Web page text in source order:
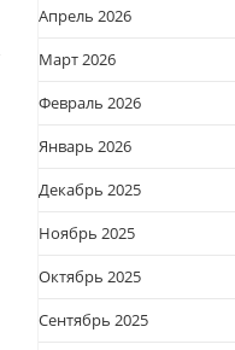
Апрель 2026
Март 2026
Февраль 2026
Январь 2026
Декабрь 2025
Ноябрь 2025
Октябрь 2025
Сентябрь 2025